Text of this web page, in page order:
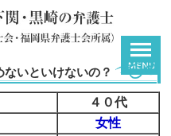
ないといけないの？
４０代
女性